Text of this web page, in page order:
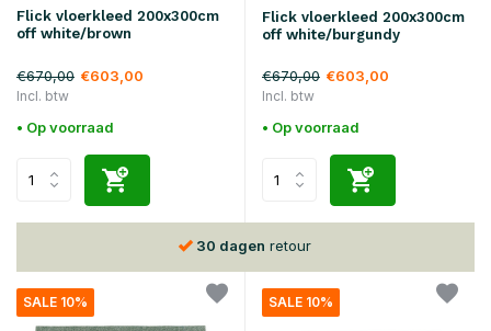
Flick vloerkleed 200x300cm
off white/brown
€670,00 €603,00
Incl. btw
• Op voorraad
Flick vloerkleed 200x300cm
off white/burgundy
€670,00 €603,00
Incl. btw
• Op voorraad
Voor
SALE 10% SALE 10%